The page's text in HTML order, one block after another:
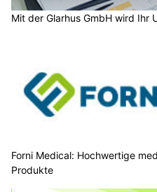
Mit der Glarhus GmbH wird Ihr
Forni Medical: Hochwertige
Produkte